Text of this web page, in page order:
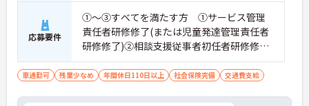
応募要件
①～③すべてを満たす方 ①サービス管理
責任者研修修了(または児童発達管理責任者
研修修了)②相談支援従事者初任者研修修了
(または相談支援従事者実務者研修修了)③普
通自動車運転免許(AT限定可)
車通勤可 残業少なめ 年間休日110日以上 社会保険完備 交通費支給